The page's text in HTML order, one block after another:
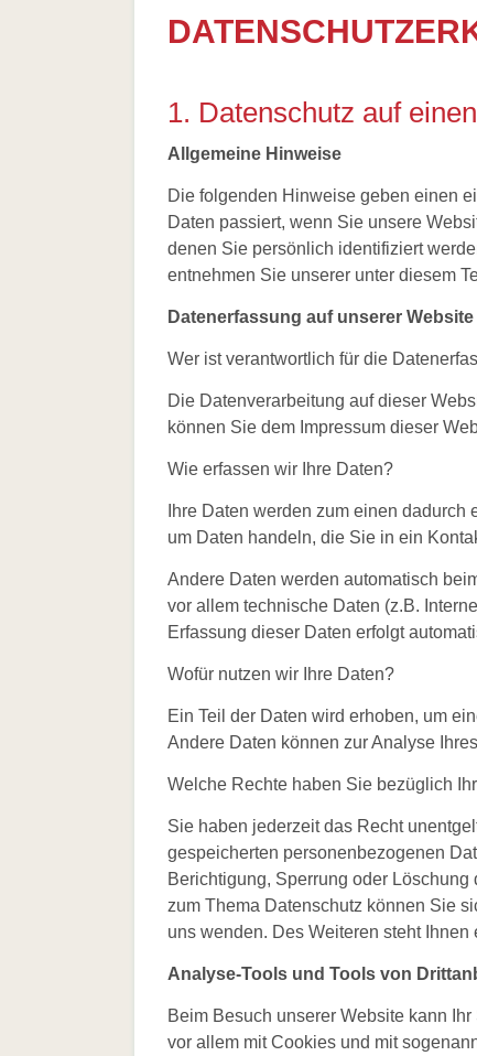
Bienenhaltung
Literatur
Wildbienen
Wildbienenarten
Hummeln
Bestäubungsfunktion
Schutz
Hilfe
Literatur
Bienenfreundlich
Allgemein
Biologische
Vielfalt
1. Datenschutz auf
Allgemeine Hinweise
Die folgenden Hinweise geben einen
Daten passiert, wenn Sie unsere
denen Sie persönlich identifiziert
entnehmen Sie unserer unter diesem
Datenerfassung auf unserer Website
Wer ist verantwortlich für die
Die Datenverarbeitung auf dieser
können Sie dem Impressum dieser
Wie erfassen wir Ihre Daten?
Ihre Daten werden zum einen
um Daten handeln, die Sie in ein
Andere Daten werden automatisch
vor allem technische Daten (z.B.
Erfassung dieser Daten erfolgt
Wofür nutzen wir Ihre Daten?
Ein Teil der Daten wird erhoben, um
Andere Daten können zur Analyse
Welche Rechte haben Sie bezüglich
Sie haben jederzeit das Recht
gespeicherten personenbezogenen
Berichtigung, Sperrung oder
zum Thema Datenschutz können Sie
uns wenden. Des Weiteren steht
Analyse-Tools und Tools von
Beim Besuch unserer Website kann
vor allem mit Cookies und mit